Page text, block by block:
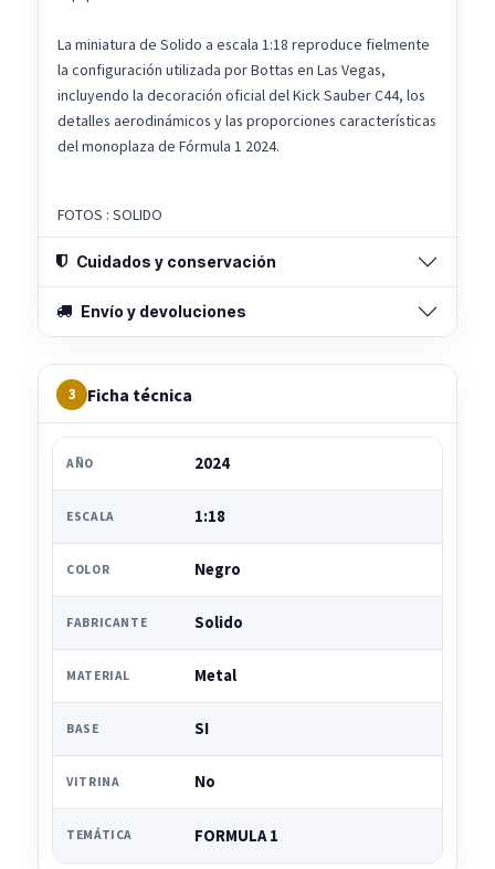
La miniatura de Solido a escala 1:18 reproduce fielmente
la configuración utilizada por Bottas en Las Vegas,
incluyendo la decoración oficial del Kick Sauber C44, los
detalles aerodinámicos y las proporciones características
del monoplaza de Fórmula 1 2024.
FOTOS : SOLIDO
Cuidados y conservación
Envío y devoluciones
3 Ficha técnica
AÑO 2024
ESCALA 1:18
COLOR Negro
FABRICANTE Solido
MATERIAL Metal
BASE SI
VITRINA No
TEMÁTICA FORMULA 1